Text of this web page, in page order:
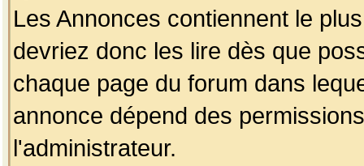
Les Annonces contiennent le
devriez donc les lire dès que
chaque page du forum dans
annonce dépend des
l'administrateur.